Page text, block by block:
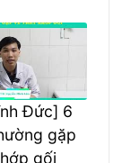
Đức] 6
gặp
gối